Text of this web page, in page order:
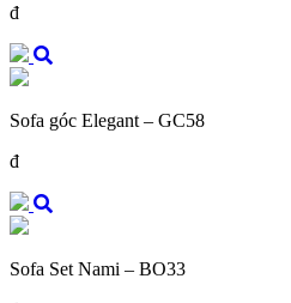
đ
Sofa góc Elegant – GC58
đ
Sofa Set Nami – BO33